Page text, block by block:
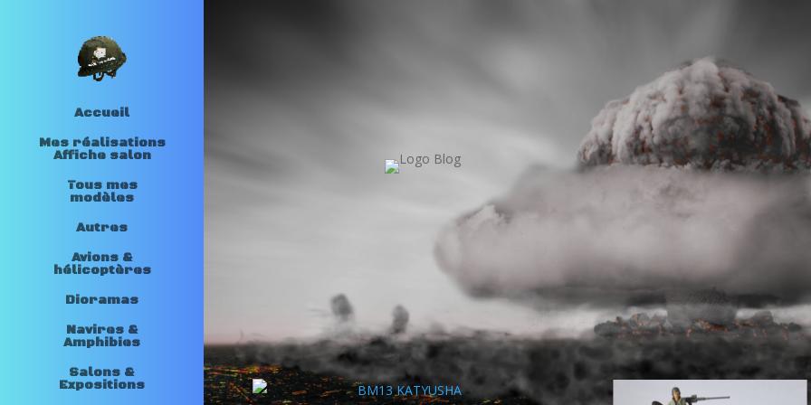
Accueil
Mes réalisations
Affiche salon
Tous mes
modèles
Autres
Avions &
hélicoptères
Dioramas
Navires &
Amphibies
Salons &
Expositions